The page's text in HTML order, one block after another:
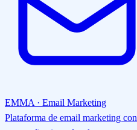
EMMA · Email Marketing
Plataforma de email marketing con